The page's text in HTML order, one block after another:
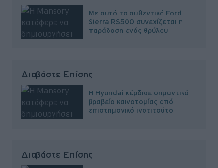
Με αυτό το αυθεντικό Ford
Sierra RS500 συνεχίζεται η
παράδοση ενός θρύλου
Διαβάστε Επίσης
Η Hyundai κέρδισε σημαντικό
βραβείο καινοτομίας από
επιστημονικό ινστιτούτο
Διαβάστε Επίσης